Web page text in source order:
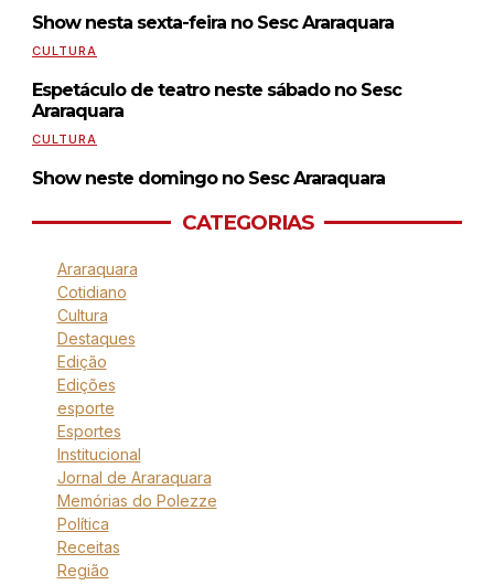
Show nesta sexta-feira no Sesc Araraquara
CULTURA
Espetáculo de teatro neste sábado no Sesc
Araraquara
CULTURA
Show neste domingo no Sesc Araraquara
CATEGORIAS
Araraquara
Cotidiano
Cultura
Destaques
Edição
Edições
esporte
Esportes
Institucional
Jornal de Araraquara
Memórias do Polezze
Política
Receitas
Região